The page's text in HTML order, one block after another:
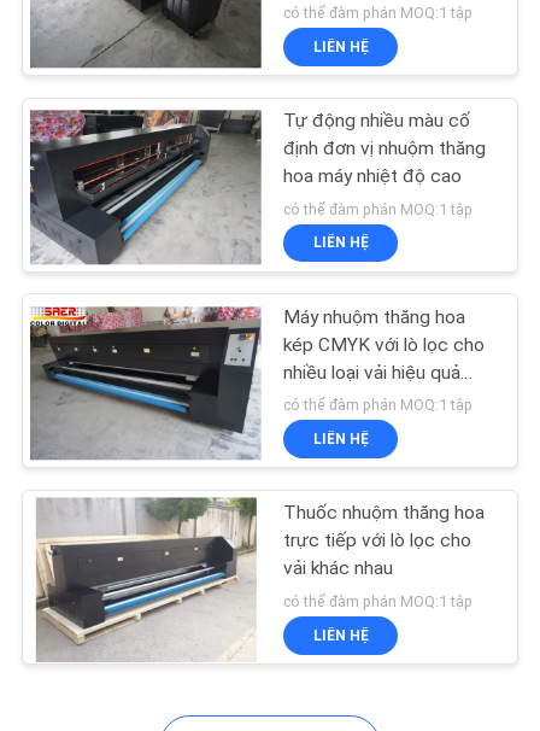
COMPANY
NEWS
SƠ
ĐỒ
TRANG
WEB
CHÍNH
SÁCH
MẬT
có thể đàm phán MOQ:1 tập
LIÊN HỆ
Tự động nhiều màu cố
định đơn vị nhuộm thăng
hoa máy nhiệt độ cao
có thể đàm phán MOQ:1 tập
LIÊN HỆ
Máy nhuộm thăng hoa
kép CMYK với lò lọc cho
nhiều loại vải hiệu quả
nhiệt cao
có thể đàm phán MOQ:1 tập
LIÊN HỆ
Thuốc nhuộm thăng hoa
trực tiếp với lò lọc cho
vải khác nhau
có thể đàm phán MOQ:1 tập
LIÊN HỆ